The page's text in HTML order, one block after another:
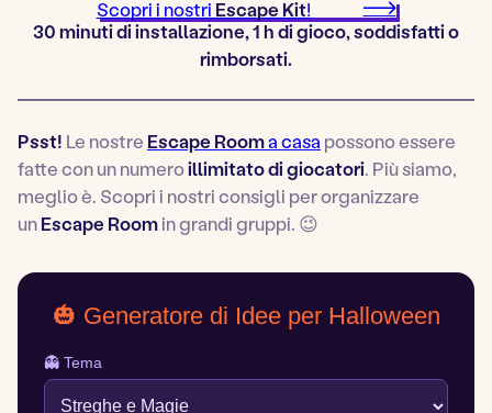
Scopri i nostri Escape Kit!
30 minuti di installazione, 1 h di gioco, soddisfatti o
rimborsati.
Psst! Le nostre Escape Rooma casa possono essere
fatte con un numeroillimitato di giocatori. Più siamo,
meglio è. Scopri i nostri consigli per organizzare
unEscape Roomin grandi gruppi. 😉
🎃 Generatore di Idee per Halloween
👻 Tema